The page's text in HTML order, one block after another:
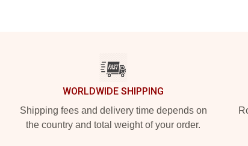
WORLDWIDE SHIPPING
Shipping fees and delivery time depends on
the country and total weight of your order.